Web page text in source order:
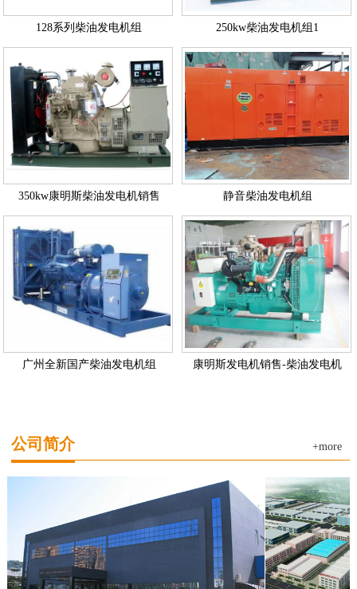
128系列柴油发电机组 250kw柴油发电机组1
350kw康明斯柴油发电机销售 静音柴油发电机组
广州全新国产柴油发电机组 康明斯发电机销售-柴油发电机
公司简介 +more